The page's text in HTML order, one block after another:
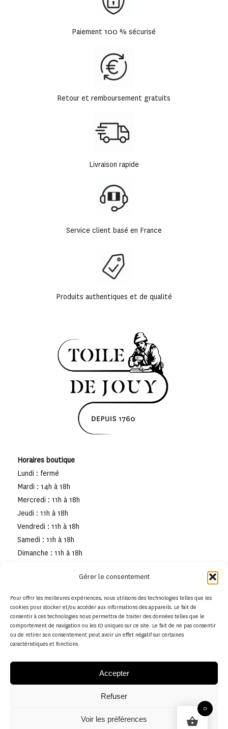
Gérer le consentement
Pour offrir les meilleures expériences, nous utilisons des technologies telles que les
cookies pour stocker et/ou accéder aux informations des appareils. Le fait de
consentir à ces technologies nous permettra de traiter des données telles que le
comportement de navigation ou les ID uniques sur ce site. Le fait de ne pas consentir
ou de retirer son consentement peut avoir un effet négatif sur certaines
caractéristiques et fonctions.
Accepter
Refuser
Voir les préférences
Paiement 100 % sécurisé
Retour et remboursement gratuits
Livraison rapide
Service client basé en France
Produits authentiques et de qualité
Horaires boutique
Lundi : fermé
Mardi : 14h à 18h
Mercredi : 11h à 18h
Jeudi : 11h à 18h
Vendredi : 11h à 18h
Samedi : 11h à 18h
Dimanche : 11h à 18h
0